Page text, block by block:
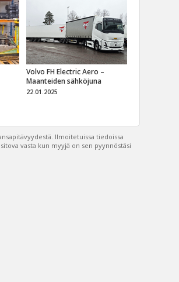
Volvo FH Electric Aero –
Maanteiden sähköjuna
22.01.2025
Ilmoitetuissa tiedoissa
vasta kun myyjä on sen pyynnöstäsi